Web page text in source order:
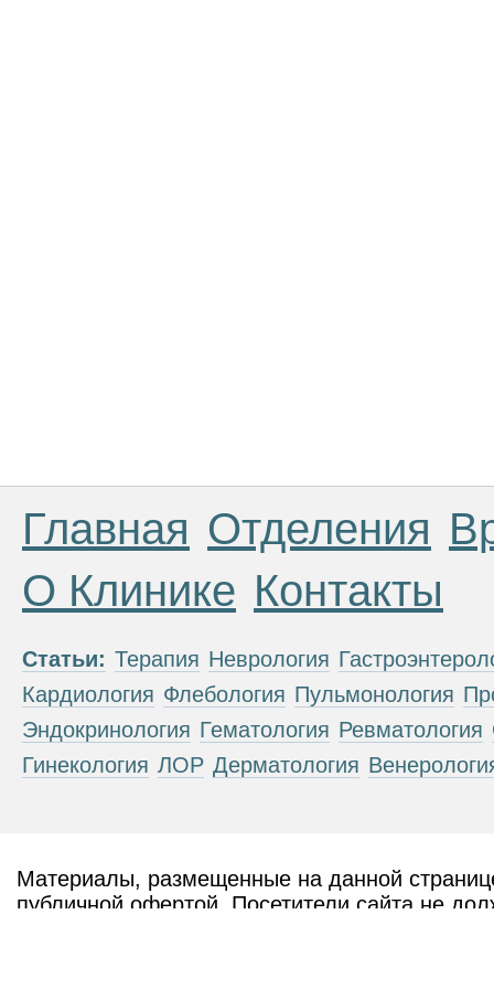
Главная Отделения
О Клинике Контакты
Статьи: Терапия Неврология
Кардиология Флебология Пульмонология
Эндокринология Гематология Ревматология
Гинекология ЛОР Дерматология
Материалы, размещенные на данной
публичной офертой. Посетители сайта не